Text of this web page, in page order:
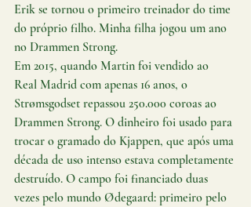
Erik se tornou o primeiro treinador do time
do próprio filho. Minha filha jogou um ano
no Drammen Strong.
Em 2015, quando Martin foi vendido ao
Real Madrid com apenas 16 anos, o
Strømsgodset repassou 250.000 coroas ao
Drammen Strong. O dinheiro foi usado para
trocar o gramado do Kjappen, que após uma
década de uso intenso estava completamente
destruído. O campo foi financiado duas
vezes pelo mundo Ødegaard: primeiro pelo